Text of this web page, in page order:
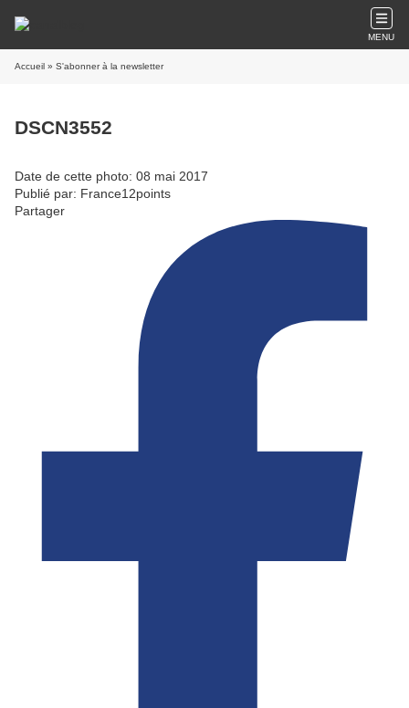
MENU
Accueil » S'abonner à la newsletter
DSCN3552
Date de cette photo: 08 mai 2017
Publié par: France12points
Partager